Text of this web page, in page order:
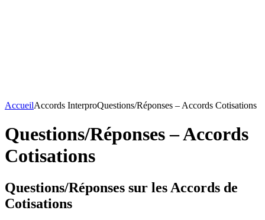
AccueilAccords InterproQuestions/Réponses – Accords Cotisations
Questions/Réponses – Accords
Cotisations
Questions/Réponses sur les Accords de
Cotisations